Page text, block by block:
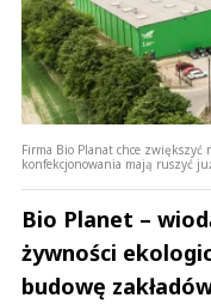
Firma Bio Planat chce zwiększyć
konfekcjonowania mają ruszyć
Bio Planet –
żywności
budowę